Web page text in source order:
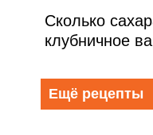
Сколько
клубничное
Ещё рецепты